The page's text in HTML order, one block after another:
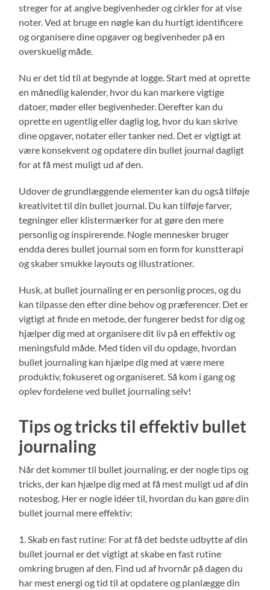
streger for at angive begivenheder og cirkler for at vise
noter. Ved at bruge en nøgle kan du hurtigt identificere
og organisere dine opgaver og begivenheder på en
overskuelig måde.
Nu er det tid til at begynde at logge. Start med at oprette
en månedlig kalender, hvor du kan markere vigtige
datoer, møder eller begivenheder. Derefter kan du
oprette en ugentlig eller daglig log, hvor du kan skrive
dine opgaver, notater eller tanker ned. Det er vigtigt at
være konsekvent og opdatere din bullet journal dagligt
for at få mest muligt ud af den.
Udover de grundlæggende elementer kan du også tilføje
kreativitet til din bullet journal. Du kan tilføje farver,
tegninger eller klistermærker for at gøre den mere
personlig og inspirerende. Nogle mennesker bruger
endda deres bullet journal som en form for kunstterapi
og skaber smukke layouts og illustrationer.
Husk, at bullet journaling er en personlig proces, og du
kan tilpasse den efter dine behov og præferencer. Det er
vigtigt at finde en metode, der fungerer bedst for dig og
hjælper dig med at organisere dit liv på en effektiv og
meningsfuld måde. Med tiden vil du opdage, hvordan
bullet journaling kan hjælpe dig med at være mere
produktiv, fokuseret og organiseret. Så kom i gang og
oplev fordelene ved bullet journaling selv!
Tips og tricks til effektiv bullet
journaling
Når det kommer til bullet journaling, er der nogle tips og
tricks, der kan hjælpe dig med at få mest muligt ud af din
notesbog. Her er nogle idéer til, hvordan du kan gøre din
bullet journal mere effektiv:
1. Skab en fast rutine: For at få det bedste udbytte af din
bullet journal er det vigtigt at skabe en fast rutine
omkring brugen af den. Find ud af hvornår på dagen du
har mest energi og tid til at opdatere og planlægge din